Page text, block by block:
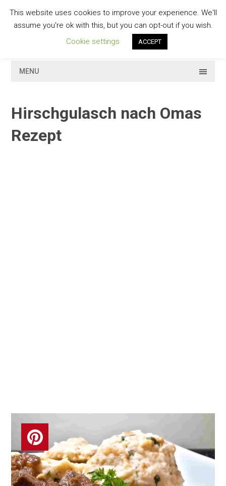
contentGESCHMACKVOLL
MENU
Hirschgulasch nach Omas
Rezept
This website uses cookies to improve your experience. We'll
assume you're ok with this, but you can opt-out if you wish.
Cookie settings
ACCEPT